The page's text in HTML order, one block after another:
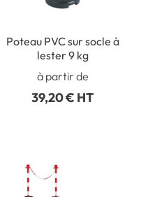
Poteau PVC sur socle à
lester 9 kg
à partir de
39,20 € HT